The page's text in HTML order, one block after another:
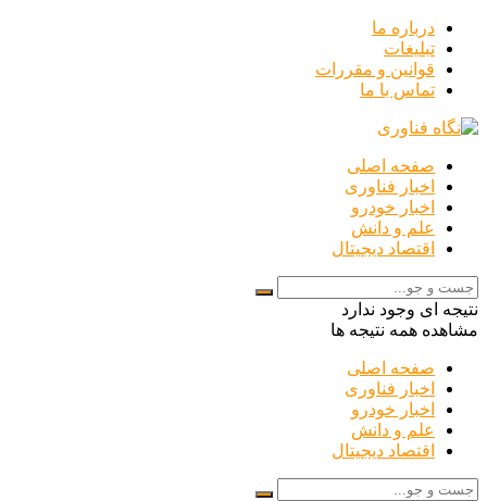
درباره ما
تبلیغات
قوانین و مقررات
تماس با ما
صفحه اصلی
اخبار فناوری
اخبار خودرو
علم و دانش
اقتصاد دیجیتال
نتیجه ای وجود ندارد
مشاهده همه نتیجه ها
صفحه اصلی
اخبار فناوری
اخبار خودرو
علم و دانش
اقتصاد دیجیتال